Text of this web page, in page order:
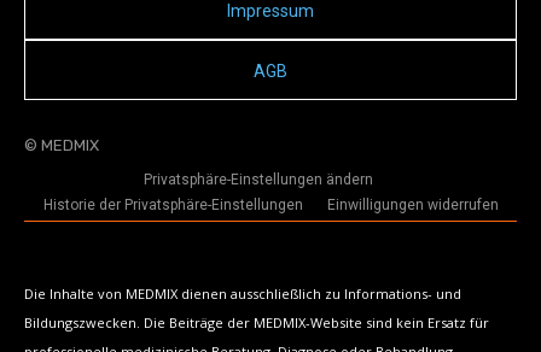
Impressum
AGB
© MEDMIX
Privatsphäre-Einstellungen ändern
Historie der Privatsphäre-Einstellungen
Einwilligungen widerrufen
Die Inhalte von MEDMIX dienen ausschließlich zu Informations- und
Bildungszwecken. Die Beiträge der MEDMIX-Website sind kein Ersatz für